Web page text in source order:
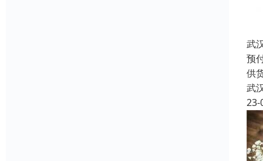
武
预
供
武
23-